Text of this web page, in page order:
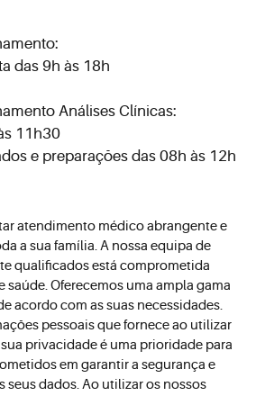
das 9h às 18h
Análises Clínicas:
11h30
e preparações das 08h às 12h
atendimento médico abrangente e
a sua família. A nossa equipa de
qualificados está comprometida
saúde. Oferecemos uma ampla gama
acordo com as suas necessidades.
pessoais que fornece ao utilizar
privacidade é uma prioridade para
em garantir a segurança e
dados. Ao utilizar os nossos